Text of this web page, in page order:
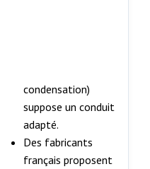
condensation)
suppose un conduit
adapté.
Des fabricants
français proposent